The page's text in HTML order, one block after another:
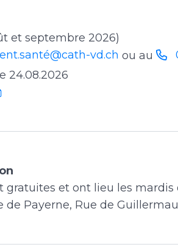
et septembre 2026)
vd.ch ou au
24.08.2026
et ont lieu les mardis
Payerne, Rue de